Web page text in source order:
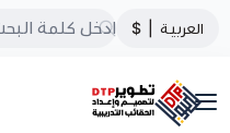
العربية $
تطوير الحقائب التدريبية